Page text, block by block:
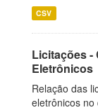
CSV
Licitações -
Eletrônicos
Relação das
eletrônicos